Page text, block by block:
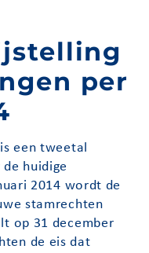
per
een tweetal
huidige
2014 wordt de
stamrechten
op 31 december
de eis dat